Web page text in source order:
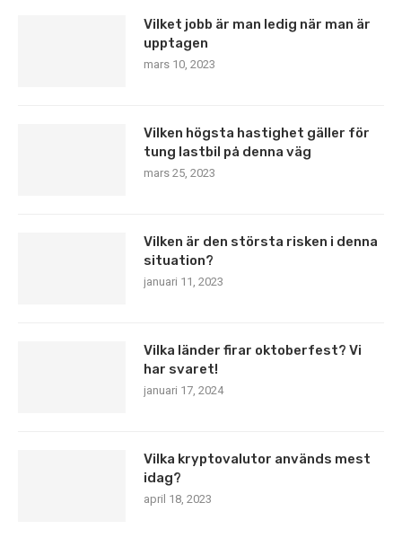
Vilket jobb är man ledig när man är
upptagen
mars 10, 2023
Vilken högsta hastighet gäller för
tung lastbil på denna väg
mars 25, 2023
Vilken är den största risken i denna
situation?
januari 11, 2023
Vilka länder firar oktoberfest? Vi
har svaret!
januari 17, 2024
Vilka kryptovalutor används mest
idag?
april 18, 2023